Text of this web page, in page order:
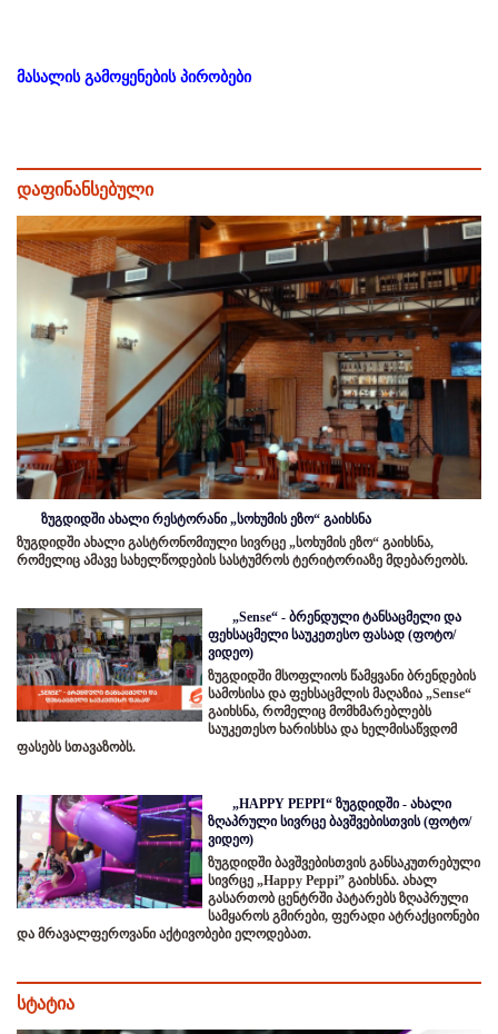
მასალის გამოყენების პირობები
დაფინანსებული
ზუგდიდში ახალი რესტორანი „სოხუმის ეზო“ გაიხსნა
ზუგდიდში ახალი გასტრონომიული სივრცე „სოხუმის ეზო“ გაიხსნა,
რომელიც ამავე სახელწოდების სასტუმროს ტერიტორიაზე მდებარეობს.
„Sense“ - ბრენდული ტანსაცმელი და
ფეხსაცმელი საუკეთესო ფასად (ფოტო/
ვიდეო)
ზუგდიდში მსოფლიოს წამყვანი ბრენდების
სამოსისა და ფეხსაცმლის მაღაზია „Sense“
გაიხსნა, რომელიც მომხმარებლებს
საუკეთესო ხარისხსა და ხელმისაწვდომ
ფასებს სთავაზობს.
„HAPPY PEPPI“ ზუგდიდში - ახალი
ზღაპრული სივრცე ბავშვებისთვის (ფოტო/
ვიდეო)
ზუგდიდში ბავშვებისთვის განსაკუთრებული
სივრცე „Happy Peppi” გაიხსნა. ახალ
გასართობ ცენტრში პატარებს ზღაპრული
სამყაროს გმირები, ფერადი ატრაქციონები
და მრავალფეროვანი აქტივობები ელოდებათ.
სტატია